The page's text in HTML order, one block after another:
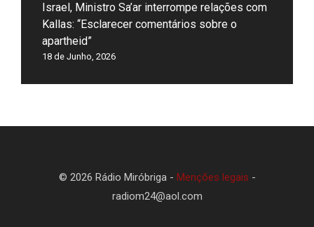
Israel, Ministro Sa’ar interrompe relações com
Kallas: “Esclarecer comentários sobre o
apartheid”
18 de Junho, 2026
© 2026 Rádio Miróbriga - Menções legais -
radiom24@aol.com